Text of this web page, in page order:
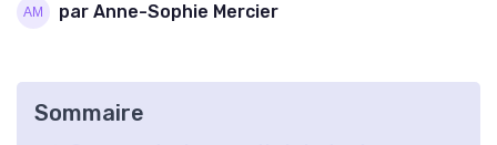
par Anne-Sophie Mercier
Sommaire